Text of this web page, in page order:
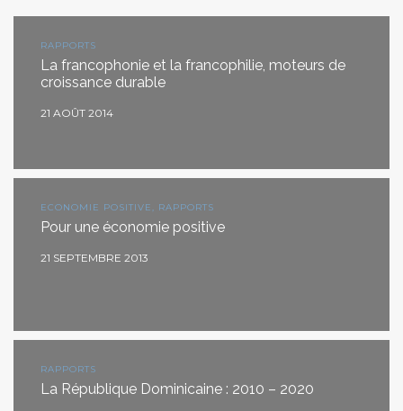
RAPPORTS
La francophonie et la francophilie, moteurs de
croissance durable
21 AOÛT 2014
ECONOMIE POSITIVE, RAPPORTS
Pour une économie positive
21 SEPTEMBRE 2013
RAPPORTS
La République Dominicaine : 2010 – 2020